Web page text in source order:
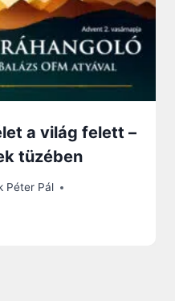
a világ felett –
tüzében
Péter Pál